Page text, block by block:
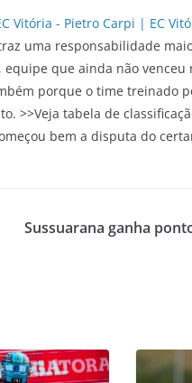
uma responsabilidade
que ainda não venceu
porque o time treinado
>>Veja tabela de
bem a disputa do
Sussuarana ganha